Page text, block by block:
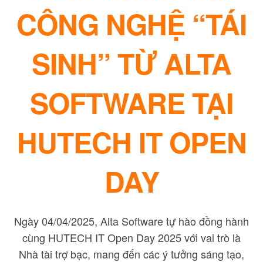
CÔNG NGHỆ “TÁI
SINH” TỪ ALTA
SOFTWARE TẠI
HUTECH IT OPEN
DAY
Ngày 04/04/2025, Alta Software tự hào đồng hành
cùng HUTECH IT Open Day 2025 với vai trò là
Nhà tài trợ bạc, mang đến các ý tưởng sáng tạo,